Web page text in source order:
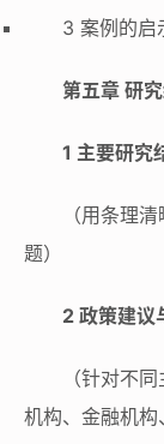
3 案例的启
第五章 研
1 主要研究
（用条理
题）
2 政策建议
（针对不
机构、金融机构